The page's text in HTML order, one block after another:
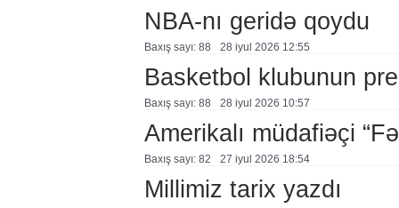
NBA-nı geridə qoydu
Baxış sayı: 88 28 i̇yul 2026 12:55
Basketbol klubunun
Baxış sayı: 88 28 i̇yul 2026 10:57
Amerikalı müdafiəçi
Baxış sayı: 82 27 i̇yul 2026 18:54
Millimiz tarix yazdı